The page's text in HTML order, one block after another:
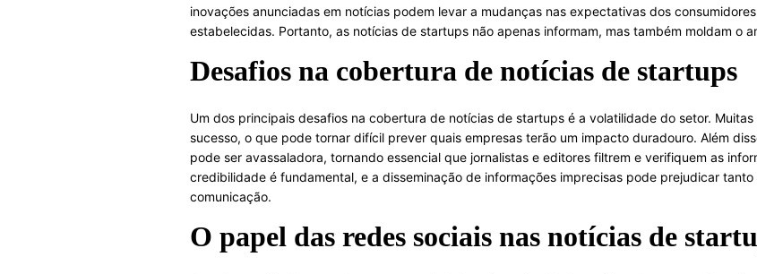
inovações anunciadas em notícias podem levar a mudanças nas expectativas dos
estabelecidas. Portanto, as notícias de startups não apenas informam, mas também moldam o
Desafios na cobertura de notícias de startups
Um dos principais desafios na cobertura de notícias de startups é a volatilidade do setor.
sucesso, o que pode tornar difícil prever quais empresas terão um impacto duradouro. Além
pode ser avassaladora, tornando essencial que jornalistas e editores filtrem e verifiquem as
credibilidade é fundamental, e a disseminação de informações imprecisas pode prejudicar
comunicação.
O papel das redes sociais nas notícias de